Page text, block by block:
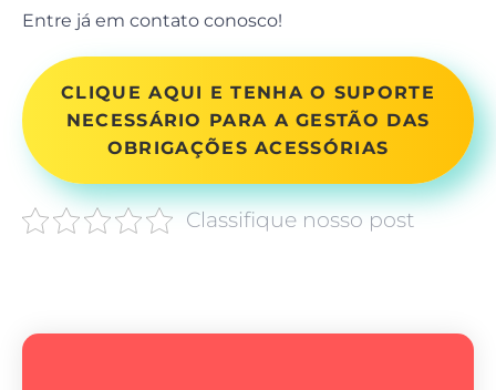
Entre já em contato conosco!
CLIQUE AQUI E TENHA O SUPORTE
NECESSÁRIO PARA A GESTÃO DAS
OBRIGAÇÕES ACESSÓRIAS
Classifique nosso post